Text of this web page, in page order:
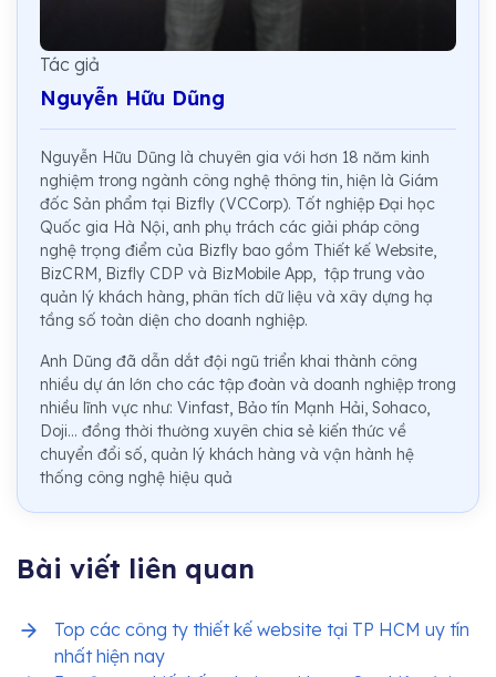
Tác giả
Nguyễn Hữu Dũng
Nguyễn Hữu Dũng là chuyên gia với hơn 18 năm kinh
nghiệm trong ngành công nghệ thông tin, hiện là Giám
đốc Sản phẩm tại Bizfly (VCCorp). Tốt nghiệp Đại học
Quốc gia Hà Nội, anh phụ trách các giải pháp công
nghệ trọng điểm của Bizfly bao gồm Thiết kế Website,
BizCRM, Bizfly CDP và BizMobile App, tập trung vào
quản lý khách hàng, phân tích dữ liệu và xây dựng hạ
tầng số toàn diện cho doanh nghiệp.
Anh Dũng đã dẫn dắt đội ngũ triển khai thành công
nhiều dự án lớn cho các tập đoàn và doanh nghiệp trong
nhiều lĩnh vực như: Vinfast, Bảo tín Mạnh Hải, Sohaco,
Doji... đồng thời thường xuyên chia sẻ kiến thức về
chuyển đổi số, quản lý khách hàng và vận hành hệ
thống công nghệ hiệu quả
Bài viết liên quan
Top các công ty thiết kế website tại TP HCM uy tín
nhất hiện nay